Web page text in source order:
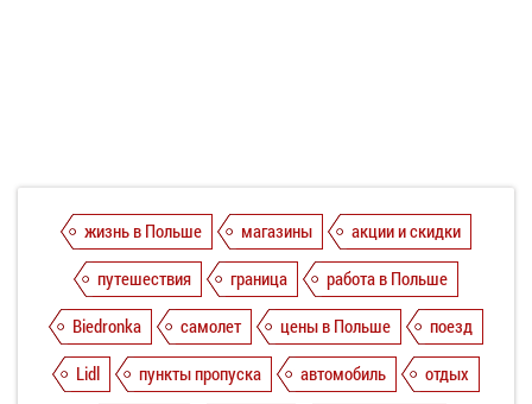
жизнь в Польше магазины
акции и скидки
путешествия
граница
работа в Польше
Biedronka
самолет цены в Польше
поезд
Lidl
пункты пропуска автомобиль
отдых